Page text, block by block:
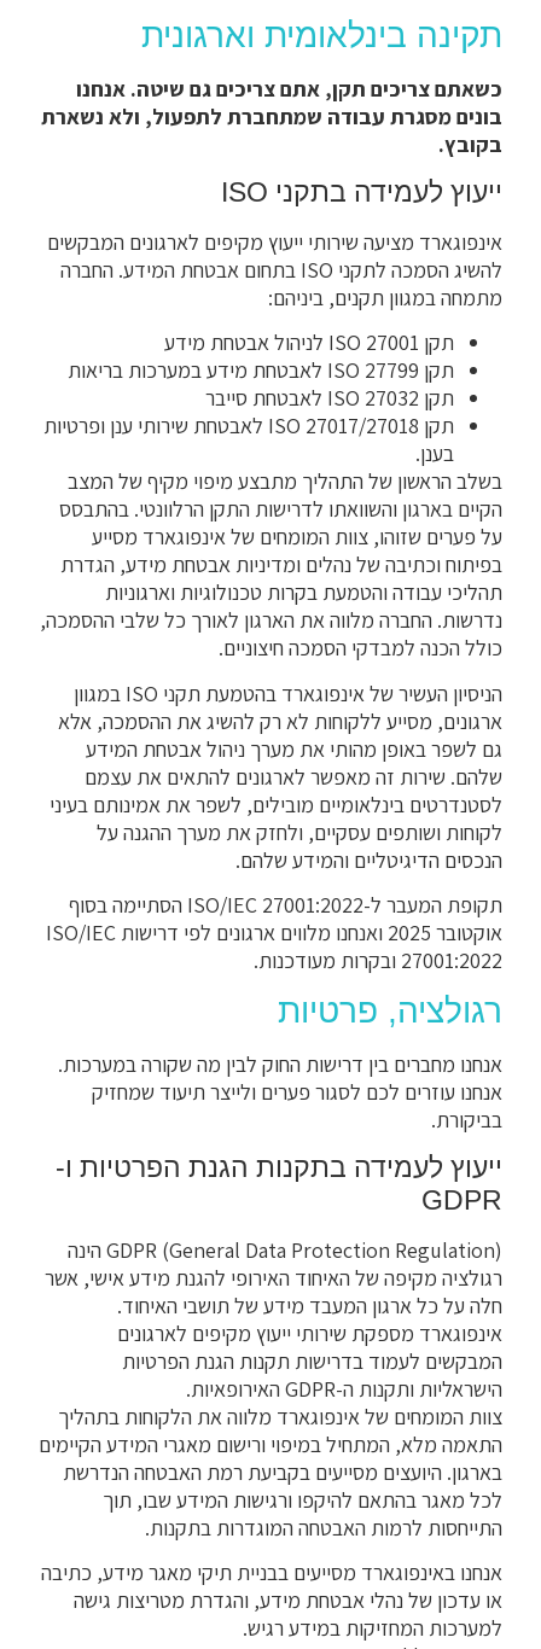
תקינה בינלאומית וארגונית
כשאתם צריכים תקן, אתם צריכים גם שיטה. אנחנו
בונים מסגרת עבודה שמתחברת לתפעול, ולא נשארת
בקובץ.
ייעוץ לעמידה בתקני ISO
אינפוגארד מציעה שירותי ייעוץ מקיפים לארגונים המבקשים
להשיג הסמכה לתקני ISO בתחום אבטחת המידע. החברה
מתמחה במגוון תקנים, ביניהם:
תקן ISO 27001 לניהול אבטחת מידע
תקן ISO 27799 לאבטחת מידע במערכות בריאות
תקן ISO 27032 לאבטחת סייבר
תקן ISO 27017/27018 לאבטחת שירותי ענן ופרטיות
בענן.
בשלב הראשון של התהליך מתבצע מיפוי מקיף של המצב
הקיים בארגון והשוואתו לדרישות התקן הרלוונטי. בהתבסס
על פערים שזוהו, צוות המומחים של אינפוגארד מסייע
בפיתוח וכתיבה של נהלים ומדיניות אבטחת מידע, הגדרת
תהליכי עבודה והטמעת בקרות טכנולוגיות וארגוניות
נדרשות. החברה מלווה את הארגון לאורך כל שלבי ההסמכה,
כולל הכנה למבדקי הסמכה חיצוניים.
הניסיון העשיר של אינפוגארד בהטמעת תקני ISO במגוון
ארגונים, מסייע ללקוחות לא רק להשיג את ההסמכה, אלא
גם לשפר באופן מהותי את מערך ניהול אבטחת המידע
שלהם. שירות זה מאפשר לארגונים להתאים את עצמם
לסטנדרטים בינלאומיים מובילים, לשפר את אמינותם בעיני
לקוחות ושותפים עסקיים, ולחזק את מערך ההגנה על
הנכסים הדיגיטליים והמידע שלהם.
תקופת המעבר ל-ISO/IEC 27001:2022 הסתיימה בסוף
אוקטובר 2025 ואנחנו מלווים ארגונים לפי דרישות ISO/IEC
27001:2022 ובקרות מעודכנות.
רגולציה, פרטיות
אנחנו מחברים בין דרישות החוק לבין מה שקורה במערכות.
אנחנו עוזרים לכם לסגור פערים ולייצר תיעוד שמחזיק
בביקורת.
ייעוץ לעמידה בתקנות הגנת הפרטיות ו-
GDPR
GDPR (General Data Protection Regulation) הינה
רגולציה מקיפה של האיחוד האירופי להגנת מידע אישי, אשר
חלה על כל ארגון המעבד מידע של תושבי האיחוד.
אינפוגארד מספקת שירותי ייעוץ מקיפים לארגונים
המבקשים לעמוד בדרישות תקנות הגנת הפרטיות
הישראליות ותקנות ה-GDPR האירופאיות.
צוות המומחים של אינפוגארד מלווה את הלקוחות בתהליך
התאמה מלא, המתחיל במיפוי ורישום מאגרי המידע הקיימים
בארגון. היועצים מסייעים בקביעת רמת האבטחה הנדרשת
לכל מאגר בהתאם להיקפו ורגישות המידע שבו, תוך
התייחסות לרמות האבטחה המוגדרות בתקנות.
אנחנו באינפוגארד מסייעים בבניית תיקי מאגר מידע, כתיבה
או עדכון של נהלי אבטחת מידע, והגדרת מטריצות גישה
למערכות המחזיקות במידע רגיש.